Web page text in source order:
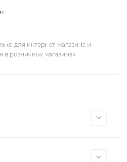
для интернет-магазина и
в розничных магазинах